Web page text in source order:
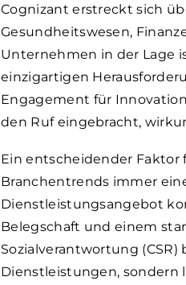
Cognizant erstreckt sich
Gesundheitswesen,
Unternehmen in der Lage
einzigartigen
Engagement für
den Ruf eingebracht,
Ein entscheidender Faktor
Branchentrends immer
Dienstleistungsangebot
Belegschaft und einem
Sozialverantwortung
Dienstleistungen, sondern